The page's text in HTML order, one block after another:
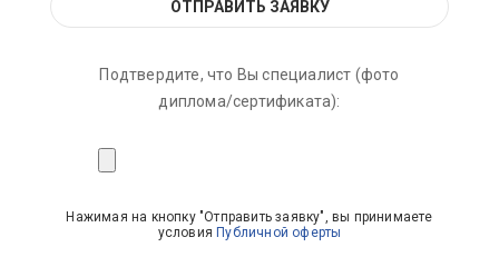
Подтвердите, что Вы специалист (фото
диплома/сертификата):
Нажимая на кнопку "Отправить заявку", вы принимаете
условия Публичной оферты